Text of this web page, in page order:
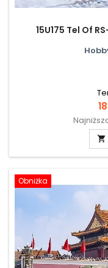
15U175 Tel Of

Obniżka